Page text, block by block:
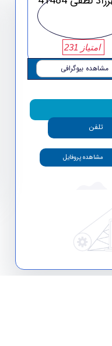
امتیاز 231
مشاهده بیوگرافی
تلفن
مشاهده پروفایل